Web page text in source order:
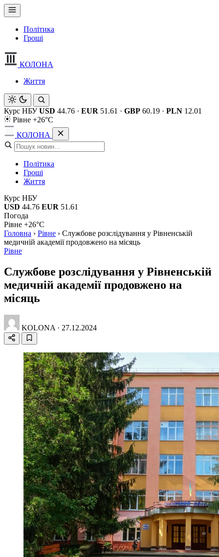
Політика
Гроші
КОЛОНА
Життя
Курс НБУ USD 44.76 · EUR 51.61 · GBP 60.19 · PLN 12.01
Рівне +26°C
КОЛОНА
Політика
Гроші
Життя
Курс НБУ
USD 44.76 EUR 51.61
Погода
Рівне +26°C
Головна › Рівне › Службове розслідування у Рівненській
медичній академії продовжено на місяць
Рівне
Службове розслідування у Рівненській
медичній академії продовжено на
місяць
KOLONA · 27.12.2024